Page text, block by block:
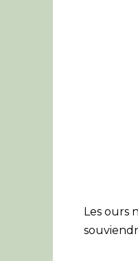
Les ours